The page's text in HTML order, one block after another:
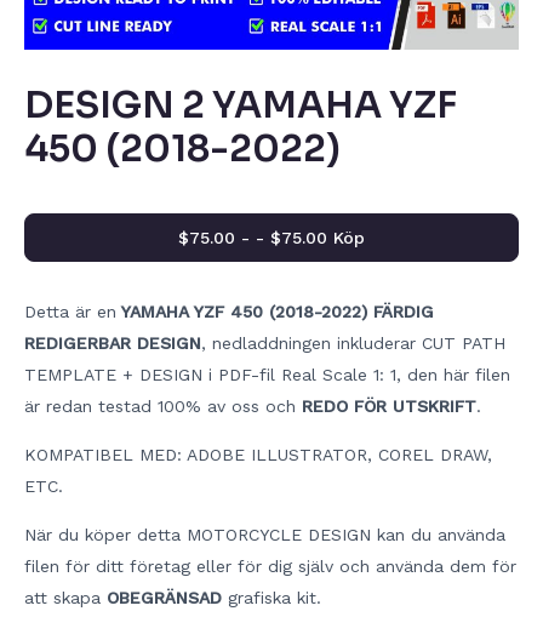
DESIGN 2 YAMAHA YZF
450 (2018-2022)
Detta är en YAMAHA YZF 450 (2018-2022) FÄRDIG
REDIGERBAR DESIGN, nedladdningen inkluderar CUT PATH
TEMPLATE + DESIGN i PDF-fil Real Scale 1: 1, den här filen
är redan testad 100% av oss och REDO FÖR UTSKRIFT.
KOMPATIBEL MED: ADOBE ILLUSTRATOR, COREL DRAW,
ETC.
När du köper detta MOTORCYCLE DESIGN kan du använda
filen för ditt företag eller för dig själv och använda dem för
att skapa OBEGRÄNSAD grafiska kit.
$75.00 - - $75.00 Köp